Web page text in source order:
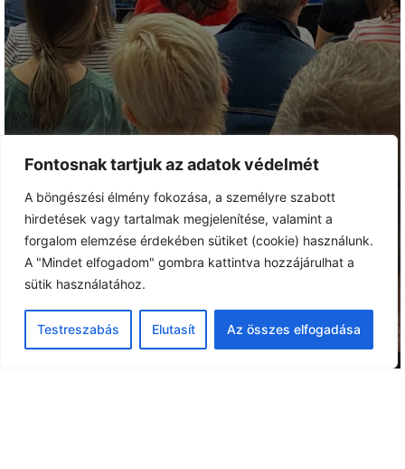
Fontosnak tartjuk az adatok védelmét
A böngészési élmény fokozása, a személyre szabott
hirdetések vagy tartalmak megjelenítése, valamint a
forgalom elemzése érdekében sütiket (cookie) használunk.
A "Mindet elfogadom" gombra kattintva hozzájárulhat a
sütik használatához.
Testreszabás Elutasít Az összes elfogadása